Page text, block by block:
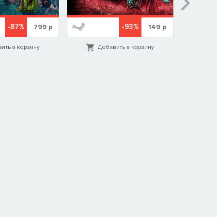
-87% 799 р
в корзину
-93% 149 р
Добавить в корзину